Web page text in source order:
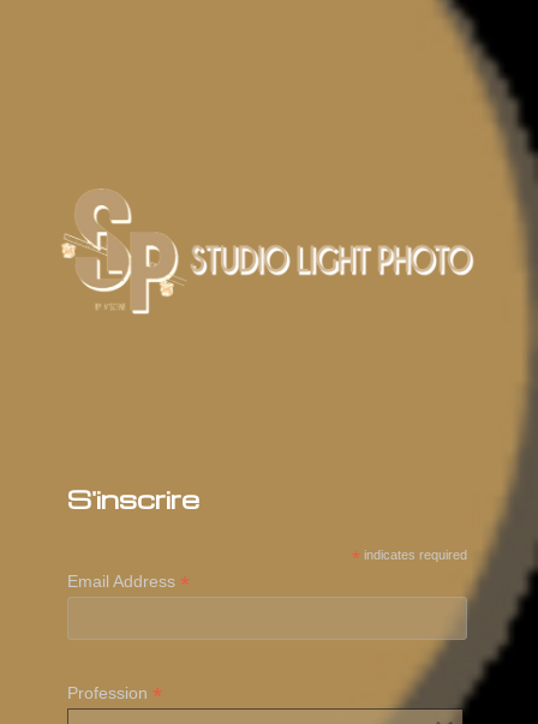
S'inscrire
* indicates required
Email Address *
Profession *